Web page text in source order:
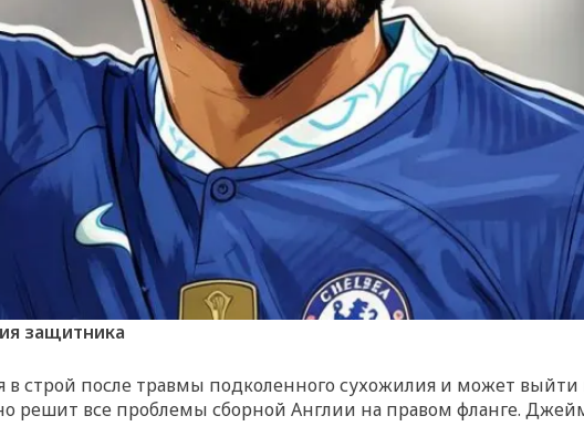
защитника
после травмы подколенного сухожилия и может выйти
решит все проблемы сборной Англии на правом фланге.